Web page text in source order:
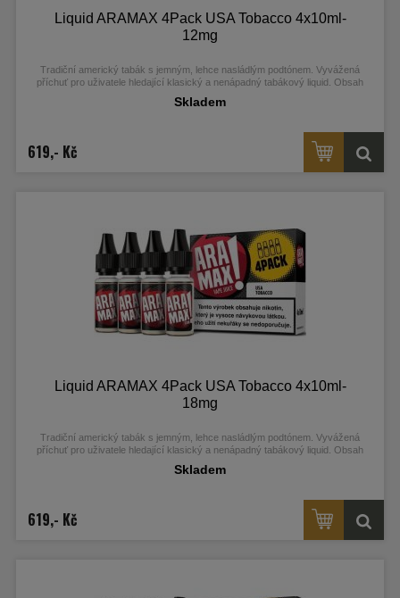
Liquid ARAMAX 4Pack USA Tobacco 4x10ml-
12mg
Tradiční americký tabák s jemným, lehce nasládlým podtónem. Vyvážená
příchuť pro uživatele hledající klasický a nenápadný tabákový liquid. Obsah
Skladem
619,- Kč
Liquid ARAMAX 4Pack USA Tobacco 4x10ml-
18mg
Tradiční americký tabák s jemným, lehce nasládlým podtónem. Vyvážená
příchuť pro uživatele hledající klasický a nenápadný tabákový liquid. Obsah
Skladem
619,- Kč